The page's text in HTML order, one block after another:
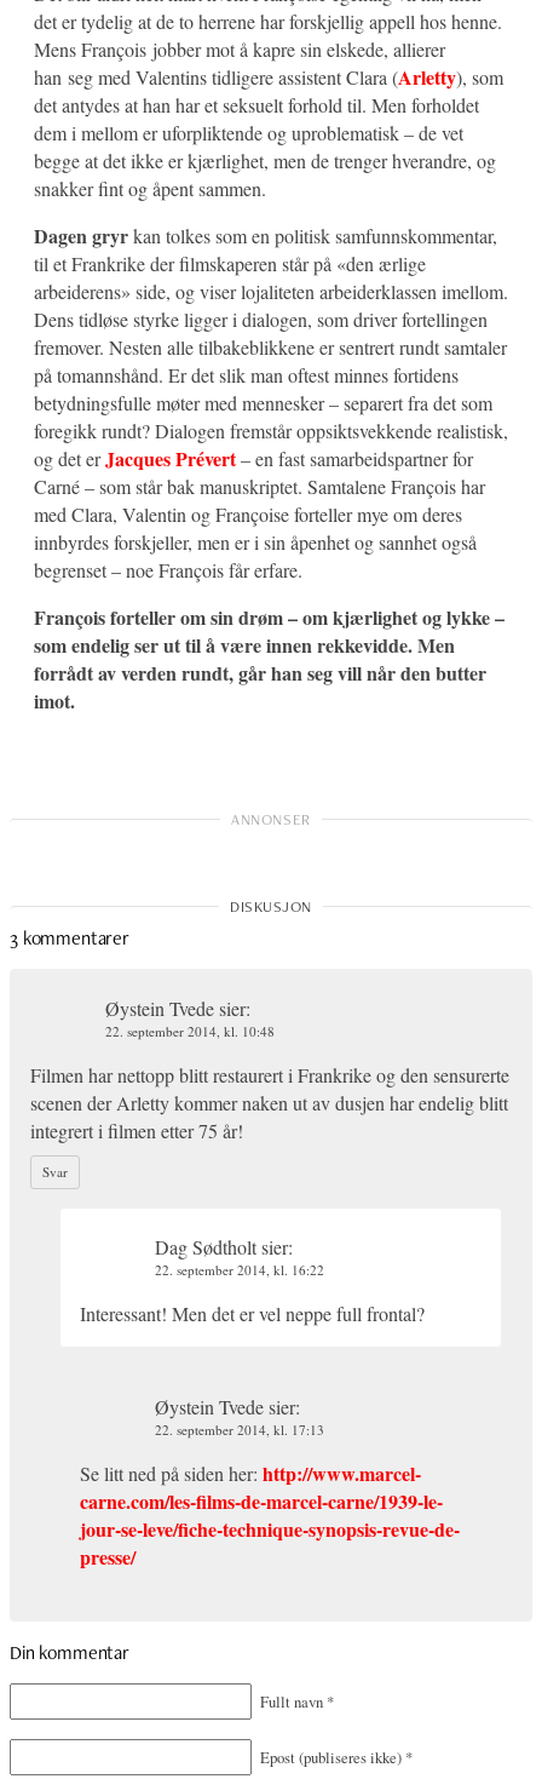
det er tydelig at de to herrene har forskjellig appell hos henne.
Mens François jobber mot å kapre sin elskede, allierer
han seg med Valentins tidligere assistent Clara (Arletty), som
det antydes at han har et seksuelt forhold til. Men forholdet
dem i mellom er uforpliktende og uproblematisk – de vet
begge at det ikke er kjærlighet, men de trenger hverandre, og
snakker fint og åpent sammen.
Dagen gryrkan tolkes som en politisk samfunnskommentar,
til et Frankrike der filmskaperen står på «den ærlige
arbeiderens» side, og viser lojaliteten arbeiderklassen imellom.
Dens tidløse styrke ligger i dialogen, som driver fortellingen
fremover. Nesten alle tilbakeblikkene er sentrert rundt samtaler
på tomannshånd. Er det slik man oftest minnes fortidens
betydningsfulle møter med mennesker – separert fra det som
foregikk rundt? Dialogen fremstår oppsiktsvekkende realistisk,
og det erJacques Prévert– en fast samarbeidspartner for
Carné – som står bak manuskriptet. Samtalene François har
med Clara, Valentin og Françoise forteller mye om deres
innbyrdes forskjeller, men er i sin åpenhet og sannhet også
begrenset – noe François får erfare.
François forteller om sin drøm – om kjærlighet og lykke –
som endelig ser ut til å være innen rekkevidde. Men
forrådt av verden rundt, går han seg vill når den butter
imot.
3 kommentarer
Øystein Tvedesier:
22. september 2014, kl. 10:48
Filmen har nettopp blitt restaurert i Frankrike og den sensurerte
scenen der Arletty kommer naken ut av dusjen har endelig blitt
integrert i filmen etter 75 år!
Svar
Dag Sødtholtsier:
22. september 2014, kl. 16:22
Interessant! Men det er vel neppe full frontal?
Øystein Tvedesier:
22. september 2014, kl. 17:13
Se litt ned på siden her: http://www.marcel-
carne.com/les-films-de-marcel-carne/1939-le-
jour-se-leve/fiche-technique-synopsis-revue-de-
presse/
Din kommentar
Fullt navn *
Epost(publiseres ikke) *